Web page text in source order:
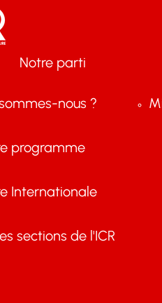
Notre parti
nous ?
programme
Internationale
sections de l'ICR